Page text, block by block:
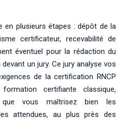
en plusieurs étapes : dépôt de la
certificateur, recevabilité de
éventuel pour la rédaction du
un jury. Ce jury analyse vos
de la certification RNCP
certifiante classique,
vous maîtrisez bien les
attendues, au plus près des